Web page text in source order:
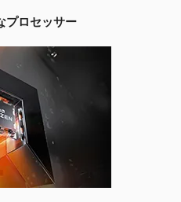
プロセッサー